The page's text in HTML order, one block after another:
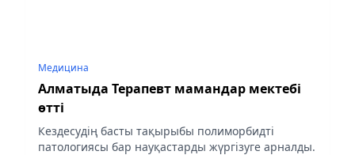
Медицина
Алматыда Терапевт мамандар мектебі
өтті
Кездесудің басты тақырыбы полиморбидті
патологиясы бар науқастарды жүргізуге арналды.